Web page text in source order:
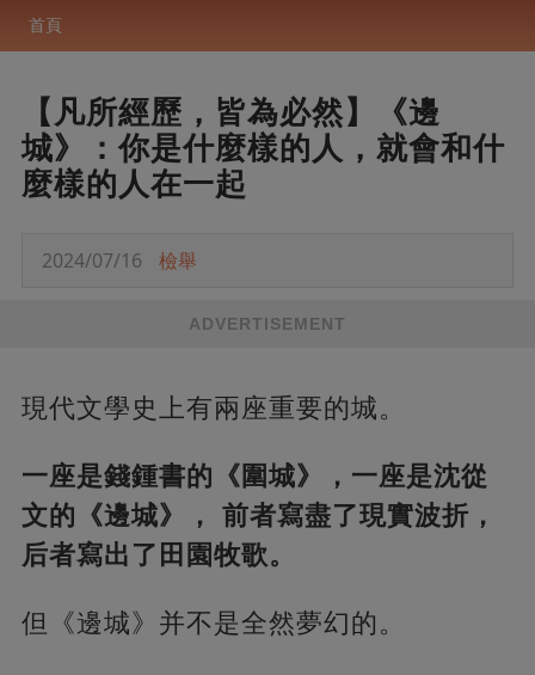
首頁
【凡所經歷，皆為必然】《邊
城》：你是什麼樣的人，就會和什
麼樣的人在一起
2024/07/16 檢舉
ADVERTISEMENT
現代文學史上有兩座重要的城。
一座是錢鍾書的《圍城》，一座是沈從
文的《邊城》， 前者寫盡了現實波折，
后者寫出了田園牧歌。
但《邊城》并不是全然夢幻的。